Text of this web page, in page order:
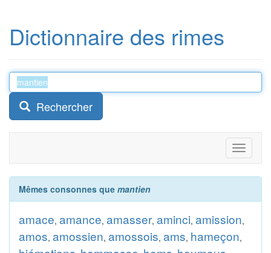
Dictionnaire des rimes
Rechercher
Toggle
Mêmes consonnes que mantien
amace, amance, amasser, aminci, amission,
amos, amossien, amossois, ams, hameçon,